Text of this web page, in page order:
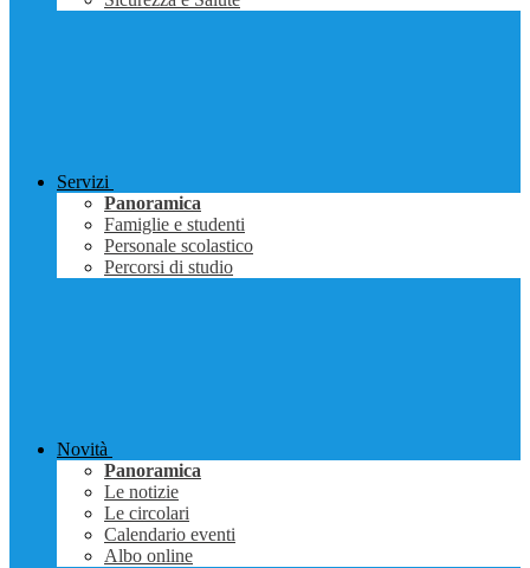
Servizi
Panoramica
Famiglie e studenti
Personale scolastico
Percorsi di studio
Novità
Panoramica
Le notizie
Le circolari
Calendario eventi
Albo online